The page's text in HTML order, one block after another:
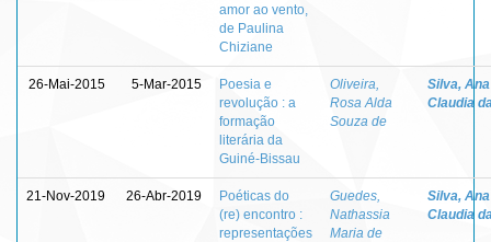
amor ao vento,
de Paulina
Chiziane
26-Mai-2015 5-Mar-2015
Poesia e
revolução : a
formação
literária da
Guiné-Bissau
Oliveira,
Rosa Alda
Souza de
Silva, Ana
Claudia
21-Nov-2019 26-Abr-2019
Poéticas do
(re) encontro :
representações
Guedes,
Nathassia
Maria de
Silva, Ana
Claudia